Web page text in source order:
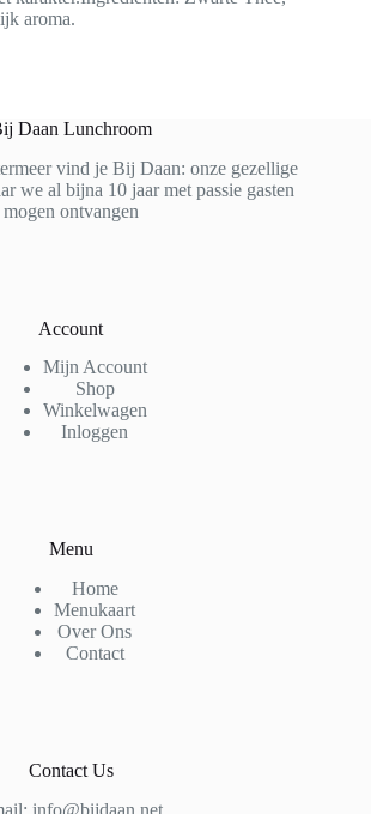
aroma.
Daan Lunchroom
vind je Bij Daan: onze gezellige
we al bijna 10 jaar met passie gasten
mogen ontvangen
Account
Mijn Account
Shop
Winkelwagen
Inloggen
Menu
Home
Menukaart
Over Ons
Contact
Contact Us
info@bijdaan.net